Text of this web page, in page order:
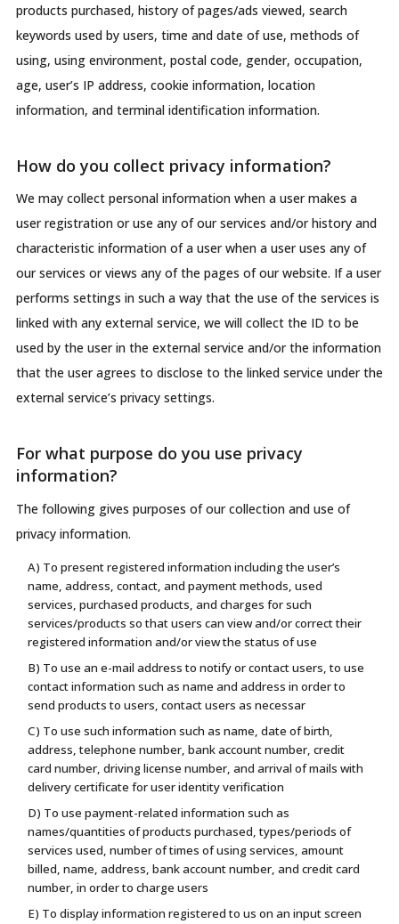
products purchased, history of pages/ads viewed, search
keywords used by users, time and date of use, methods of
using, using environment, postal code, gender, occupation,
age, user’s IP address, cookie information, location
information, and terminal identification information.
How do you collect privacy information?
We may collect personal information when a user makes a
user registration or use any of our services and/or history and
characteristic information of a user when a user uses any of
our services or views any of the pages of our website. If a user
performs settings in such a way that the use of the services is
linked with any external service, we will collect the ID to be
used by the user in the external service and/or the information
that the user agrees to disclose to the linked service under the
external service’s privacy settings.
For what purpose do you use privacy
information?
The following gives purposes of our collection and use of
privacy information.
A) To present registered information including the user’s
name, address, contact, and payment methods, used
services, purchased products, and charges for such
services/products so that users can view and/or correct their
registered information and/or view the status of use
B) To use an e-mail address to notify or contact users, to use
contact information such as name and address in order to
send products to users, contact users as necessar
C) To use such information such as name, date of birth,
address, telephone number, bank account number, credit
card number, driving license number, and arrival of mails with
delivery certificate for user identity verification
D) To use payment-related information such as
names/quantities of products purchased, types/periods of
services used, number of times of using services, amount
billed, name, address, bank account number, and credit card
number, in order to charge users
E) To display information registered to us on an input screen